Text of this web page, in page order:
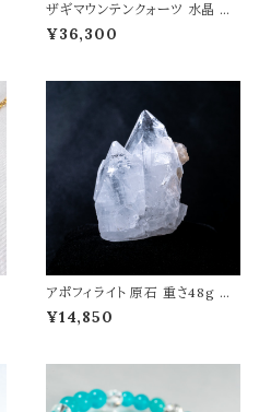
ザギマウンテンクォーツ 水晶 ブ
レスレット 高波動 アセンションス
トーン パワーストーン 天然石 t0
¥36,300
アポフィライト 原石 重さ48g 魚
眼石 天然石 パワーストーン 鉱
物 結晶 t0341
¥14,850